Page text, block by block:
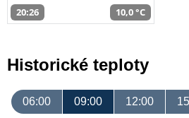
20:26 10,0 °C
Historické teploty
06:00 09:00 12:00